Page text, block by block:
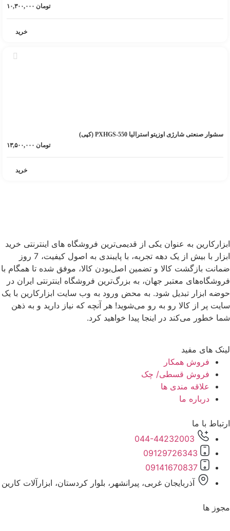
تومان
خرید
سشوار صنعتی شارژی اوزیتو استرالیا PXHGS-550 (کپی)
تومان
خرید
ابزارکارین به عنوان یکی از قدیمی‌ترین فروشگاه های اینترنتی خرید
ابزار با بیش از یک دهه تجربه، با پایبندی به اصول کیفیت، 7 روز
ضمانت بازگشت کالا و تضمین اصل‌بودن کالا، موفق شده تا همگام با
فروشگاه‌های معتبر جهان، به بزرگ‌ترین فروشگاه اینترنتی ایران در
حوضه ابزار تبدیل شود. به محض ورود به وب سایت ابزارکارین با یک
سایت پر از کالا رو به رو می‌شوید! هر آنچه که نیاز دارید و به ذهن
شما خطور می‌کند در اینجا پیدا خواهید کرد.
لینک های مفید
فروش همکار
فروش قسطی/ چک
علاقه مندی ها
درباره ما
ارتباط با ما
044-44232003
09129726343
09141670837
آذربایجان غربی، پیرانشهر، بلوار کردستان، ابزارآلات کارین
مجوز ها